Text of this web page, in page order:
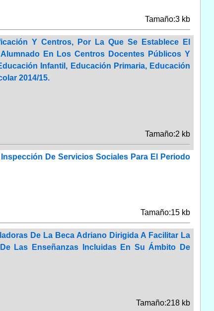
Tamaño:3 kb
Y Centros, Por La Que Se Establece El
En Los Centros Docentes Públicos Y
Infantil, Educación Primaria, Educación
2014/15.
Tamaño:2 kb
De Servicios Sociales Para El Periodo
Tamaño:15 kb
De La Beca Adriano Dirigida A Facilitar La
Las Enseñanzas Incluidas En Su Ámbito De
Tamaño:218 kb